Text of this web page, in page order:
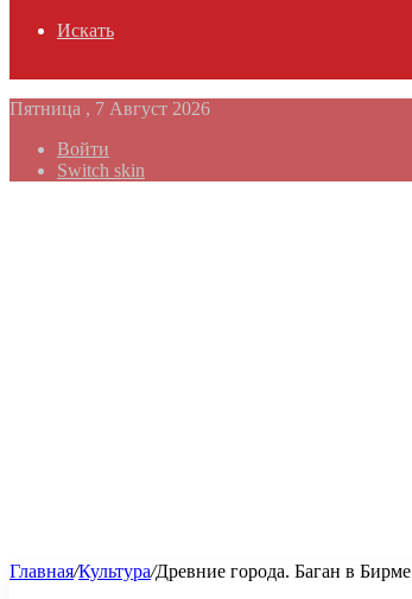
Искать
Пятница , 7 Август 2026
Войти
Switch skin
Главная/Культура/Древние города. Баган в Бирме